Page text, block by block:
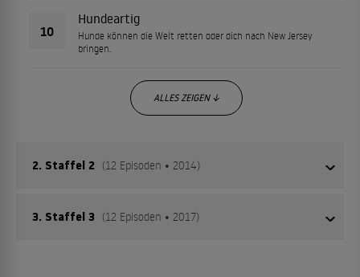
10
Hundeartig
Hunde können die Welt retten oder dich nach New Jersey
bringen.
ALLES ZEIGEN ↓
2. Staffel 2 (12 Episoden • 2014)
3. Staffel 3 (12 Episoden • 2017)